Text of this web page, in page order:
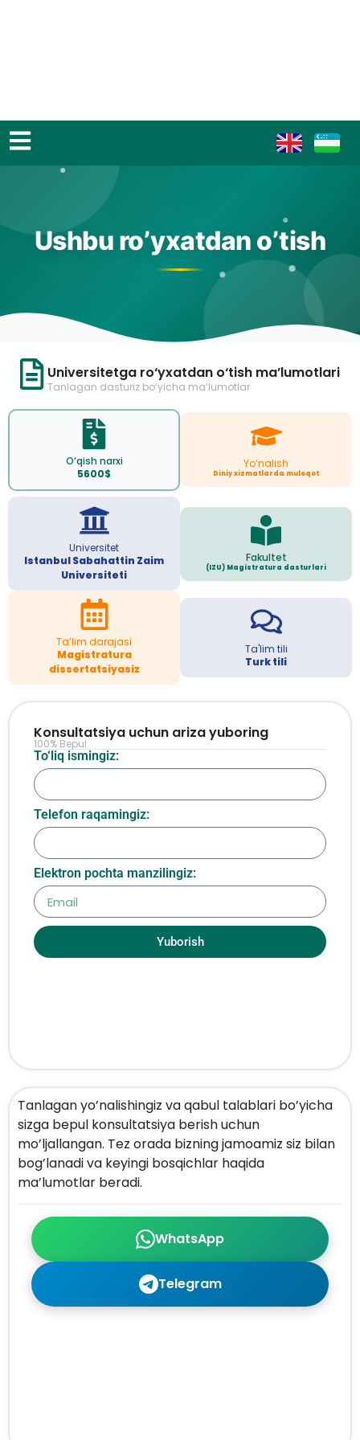
Ushbu ro’yxatdan o’tish
Universitetga ro‘yxatdan o‘tish ma’lumotlari
Tanlagan dasturiz bo‘yicha ma’lumotlar
O‘qish narxi
5600$
Yo‘nalish
Diniy xizmatlarda muloqot
Universitet
Istanbul Sabahattin Zaim
Universiteti
Fakultet
(IZU) Magistratura dasturlari
Ta’lim darajasi
Magistratura
dissertatsiyasiz
Ta'lim tili
Turk tili
WhatsApp
Telegram
Tanlagan yo’nalishingiz va qabul talablari bo’yicha
sizga bepul konsultatsiya berish uchun
mo’ljallangan. Tez orada bizning jamoamiz siz bilan
bog’lanadi va keyingi bosqichlar haqida
ma’lumotlar beradi.
To‘liq ismingiz:
Telefon raqamingiz:
Elektron pochta manzilingiz:
Yuborish
Konsultatsiya uchun ariza yuboring
100% Bepul